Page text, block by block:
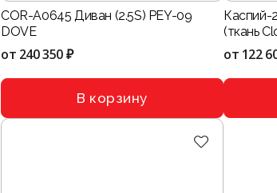
COR-A0645 Диван (2.5S) PEY-09
DOVE
от 240 350 ₽
В корзину
Каспий-
(ткань
от 122